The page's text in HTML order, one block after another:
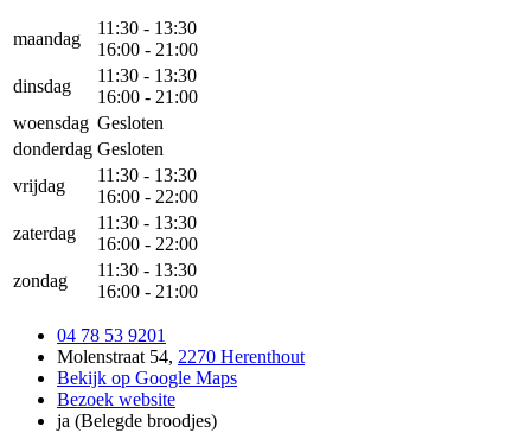
maandag
11:30 - 13:30
16:00 - 21:00
dinsdag
11:30 - 13:30
16:00 - 21:00
woensdag Gesloten
donderdag Gesloten
vrijdag
11:30 - 13:30
16:00 - 22:00
zaterdag
11:30 - 13:30
16:00 - 22:00
zondag
11:30 - 13:30
16:00 - 21:00
04 78 53 9201
Molenstraat 54, 2270 Herenthout
Bekijk op Google Maps
Bezoek website
ja (Belegde broodjes)